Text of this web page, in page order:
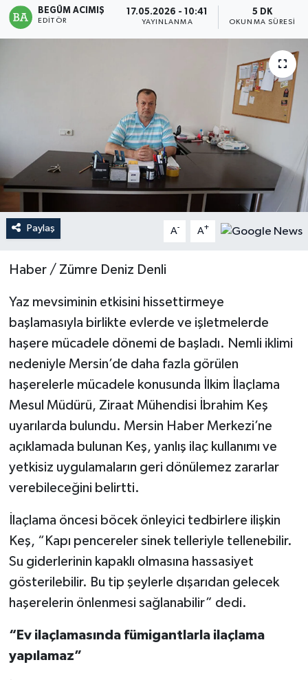
BEGÜM ACIMIŞ
EDITÖR
17.05.2026 - 10:41
YAYINLANMA
5 DK
OKUNMA SÜRESI
Paylaş A- A+
Haber / Zümre Deniz Denli
Yaz mevsiminin etkisini hissettirmeye
başlamasıyla birlikte evlerde ve işletmelerde
haşere mücadele dönemi de başladı. Nemli iklimi
nedeniyle Mersin’de daha fazla görülen
haşerelerle mücadele konusunda İlkim İlaçlama
Mesul Müdürü, Ziraat Mühendisi İbrahim Keş
uyarılarda bulundu. Mersin Haber Merkezi’ne
açıklamada bulunan Keş, yanlış ilaç kullanımı ve
yetkisiz uygulamaların geri dönülemez zararlar
verebileceğini belirtti.
İlaçlama öncesi böcek önleyici tedbirlere ilişkin
Keş, “Kapı pencereler sinek telleriyle tellenebilir.
Su giderlerinin kapaklı olmasına hassasiyet
gösterilebilir. Bu tip şeylerle dışarıdan gelecek
haşerelerin önlenmesi sağlanabilir” dedi.
“Ev ilaçlamasında fümigantlarla ilaçlama
yapılamaz”
Mersin Tarihi
Özel Haber
Sürmanşet